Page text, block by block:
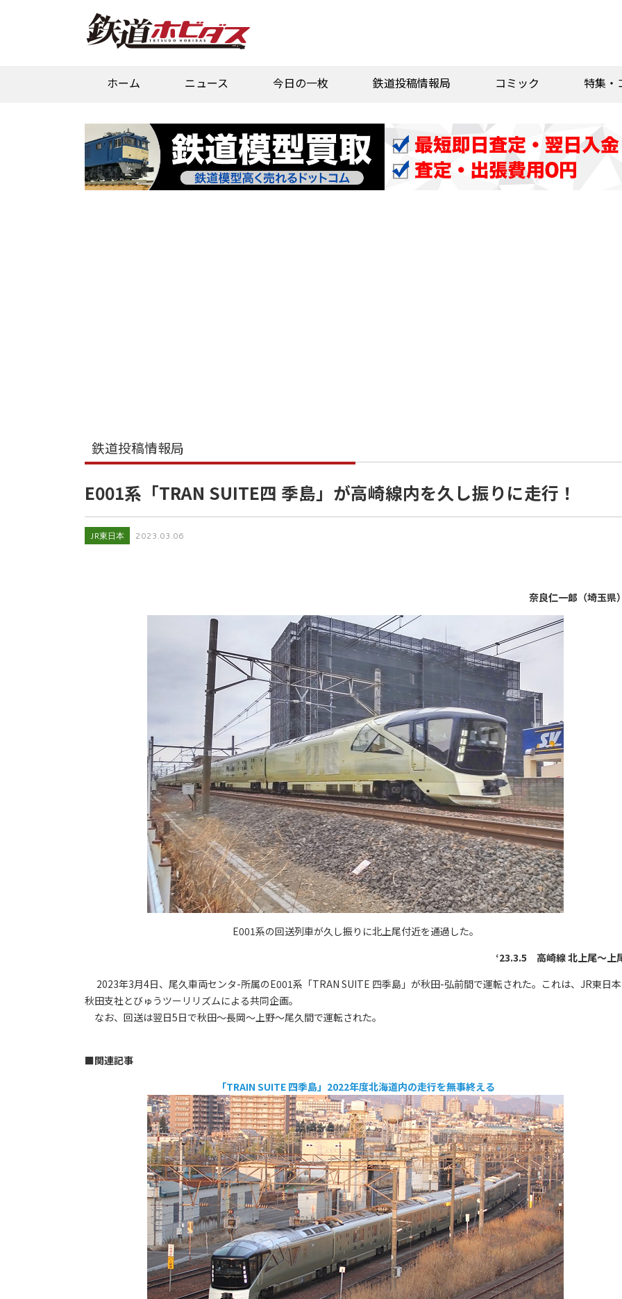
ホーム ニュース 今日の一枚 鉄道投稿情報局 コミック 特集・
鉄道投稿情報局
E001系「TRAN SUITE四 季島」が高崎線内を久し振りに走行！
JR東日本 2023.03.06
奈良仁一郞（埼玉県
E001系の回送列車が久し振りに北上尾付近を通過した。
‘23.3.5 高崎線 北上尾～上
2023年3月4日、尾久車両センタ-所属のE001系「TRAN SUITE 四季島」が秋田-弘前間で運転された。これは、JR東日本
秋田支社とびゅうツーリリズムによる共同企画。
なお、回送は翌日5日で秋田～長岡～上野～尾久間で運転された。
■関連記事
「TRAIN SUITE 四季島」2022年度北海道内の走行を無事終える